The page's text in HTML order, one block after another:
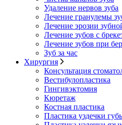
Удаление нервов зуба
Лечение гранулемы
Лечение эрозии
Лечение зубов с
Лечение зубов при
Зуб за час
Хирургия
Консультация
Вестибулопластика
Гингивэктомия
Кюретаж
Костная пластика
Пластика уздечки